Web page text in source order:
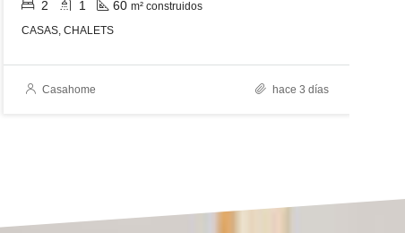
2 1 60 m² construidos
CASAS, CHALETS
Casahome hace 3 días